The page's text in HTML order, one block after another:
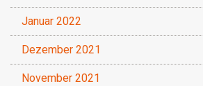
Januar 2022
Dezember 2021
November 2021